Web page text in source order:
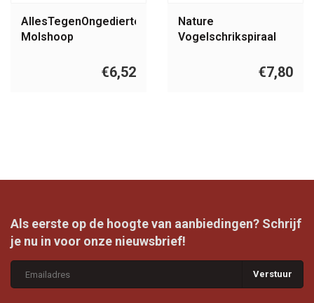
AllesTegenOngedierte.nl
Molshoop
€6,52
Nature
Vogelschrikspiraal
€7,80
Als eerste op de hoogte van aanbiedingen? Schrijf
je nu in voor onze nieuwsbrief!
Verstuur